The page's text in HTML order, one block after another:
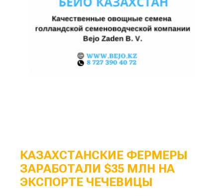
КАЗАХСТАНСКИЕ ФЕРМЕРЫ
ЗАРАБОТАЛИ $35 МЛН НА
ЭКСПОРТЕ ЧЕЧЕВИЦЫ